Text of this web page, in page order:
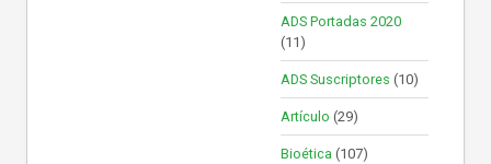
ADS Portadas 2020
(11)
ADS Suscriptores (10)
Artículo (29)
Bioética (107)